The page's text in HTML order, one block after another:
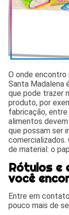
O onde encontro
Santa Madalena
que pode trazer
produto, por
fabricação,
alimentos devem
que possam ser
de material: o
Rótulos e
você
Entre em
pouco mais de